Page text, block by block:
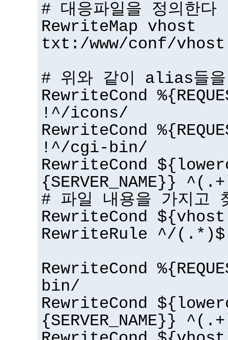
# 대응파일을 정의한다
RewriteMap vhost
txt:/www/conf/
# 위와 같이 alias들을
RewriteCond
!^/icons/
RewriteCond
!^/cgi-bin/
RewriteCond
{SERVER_NAME}}
# 파일 내용을 가지고
RewriteCond
RewriteRule ^/(.*)$
RewriteCond
bin/
RewriteCond
{SERVER_NAME}}